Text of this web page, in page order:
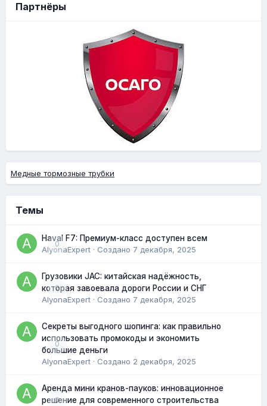
Партнёры
Медные тормозные трубки
Темы
0
Haval F7: Премиум-класс доступен всем
AlyonaExpert · Создано 7 декабря, 2025
0
Грузовики JAC: китайская надёжность,
которая завоевала дороги России и СНГ
AlyonaExpert · Создано 7 декабря, 2025
0
Секреты выгодного шопинга: как правильно
использовать промокоды и экономить
большие деньги
AlyonaExpert · Создано 2 декабря, 2025
0
Аренда мини кранов-пауков: инновационное
решение для современного строительства